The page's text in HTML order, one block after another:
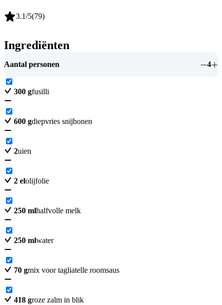
3.1/5(79)
Ingrediënten
Aantal personen 4
300 gfusilli
600 gdiepvries snijbonen
2uien
2 elolijfolie
250 mlhalfvolle melk
250 mlwater
70 gmix voor tagliatelle roomsaus
418 groze zalm in blik